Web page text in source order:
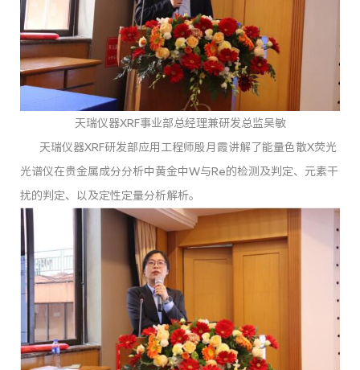
天瑞仪器XRF事业部总经理兼研发总监吴敏
天瑞仪器XRF研发部应用工程师殷月霞讲解了能量色散X荧光
光谱仪在贵金属成分分析中黄金中W与Re的检测及判定、元素干
扰的判定、以及定性定量分析解析。